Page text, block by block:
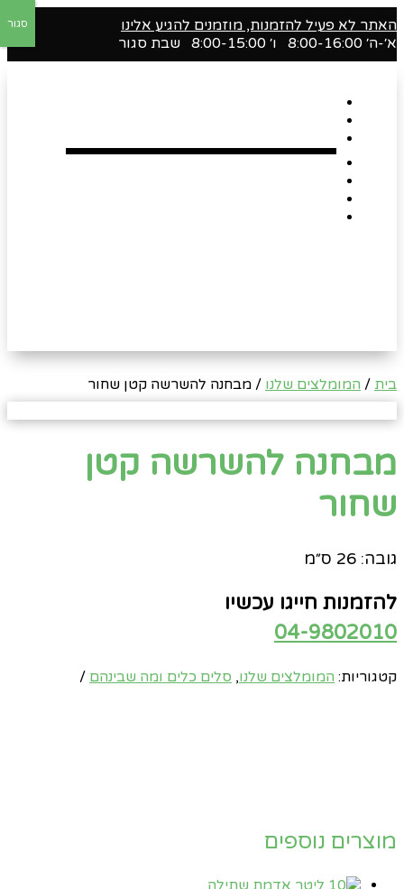
האתר לא פעיל להזמנות, מוזמנים להגיע אלינו
א׳-ה׳ 8:00-16:00 ו׳ 8:00-15:00 שבת סגור
בית / המומלצים שלנו / מבחנה להשרשה קטן שחור
מבחנה להשרשה קטן
שחור
גובה: 26 ס״מ
להזמנות חייגו עכשיו
04-9802010
קטגוריות: המומלצים שלנו, סלים כלים ומה שבינהם
מוצרים נוספים
סגור